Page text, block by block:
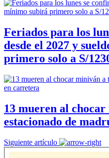
Feriados para los
desde el 2027 y
primero solo a S/
13 mueren al
estacionado de
Siguiente artículo